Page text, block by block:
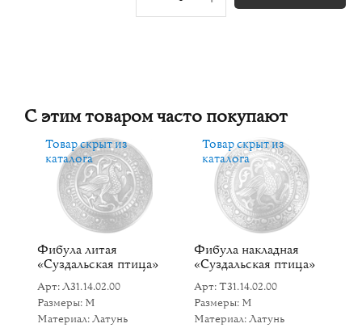
С этим товаром часто покупают
Товар скрыт из
каталога
Фибула литая
«Суздальская птица»
Арт: Л31.14.02.00
Размеры: M
Материал: Латунь
Товар скрыт из
каталога
Фибула накладная
«Суздальская птица»
Арт: Т31.14.02.00
Размеры: M
Материал: Латунь